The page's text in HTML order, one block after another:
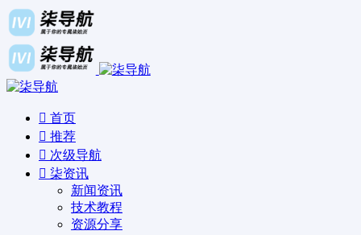
首页
推荐
次级导航
柒资讯
新闻资讯
技术教程
资源分享